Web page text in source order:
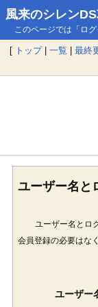
風来のシレン
このページでは「ロ
[ トップ| 一覧 | 最終
ユーザー名と
ユーザー名とロ
会員登録の必要はな
ユーザー